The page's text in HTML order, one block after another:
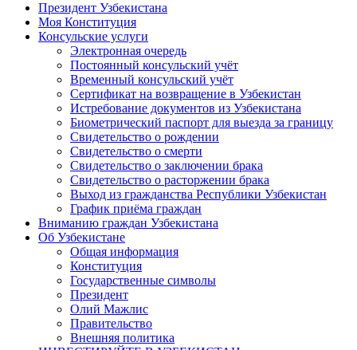
Президент Узбекистана
Моя Конституция
Консульские услуги
Электронная очередь
Постоянный консульский учёт
Временный консульский учёт
Сертификат на возвращение в Узбекистан
Истребование документов из Узбекистана
Биометрический паспорт для выезда за границу
Свидетельство о рождении
Свидетельство о смерти
Свидетельство о заключении брака
Свидетельство о расторжении брака
Выход из гражданства Республики Узбекистан
График приёма граждан
Вниманию граждан Узбекистана
Об Узбекистане
Общая информация
Конституция
Государственные символы
Президент
Олий Мажлис
Правительство
Внешняя политика